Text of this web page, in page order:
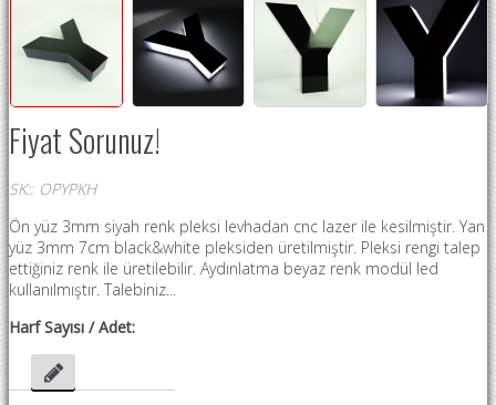
Fiyat Sorunuz!
SK:: OPYPKH
Ön yüz 3mm siyah renk pleksi levhadan cnc lazer ile kesilmiştir. Yan
yüz 3mm 7cm black&white pleksiden üretilmiştir. Pleksi rengi talep
ettiğiniz renk ile üretilebilir. Aydınlatma beyaz renk modül led
kullanılmıştır. Talebiniz...
Harf Sayısı / Adet: